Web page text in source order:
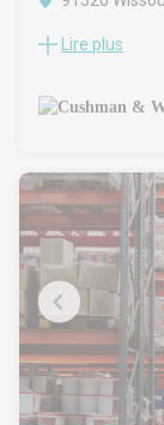
Découvrez une
disponible à la
s'adapter
gaz pour un
rampe d'accès
logistiques.
De plus, la
connectivité
d'une charpente
aire de
une accessibilité
Ne manquez
entreprise dans
Lire plus